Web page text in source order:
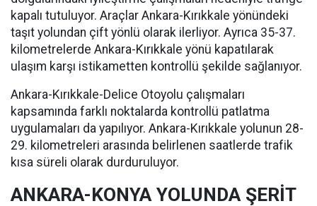
kapalı tutuluyor. Araçlar Ankara-Kırıkkale yönündeki
taşıt yolundan çift yönlü olarak ilerliyor. Ayrıca 35-37.
kilometrelerde Ankara-Kırıkkale yönü kapatılarak
ulaşım karşı istikametten kontrollü şekilde sağlanıyor.
Ankara-Kırıkkale-Delice Otoyolu çalışmaları
kapsamında farklı noktalarda kontrollü patlatma
uygulamaları da yapılıyor. Ankara-Kırıkkale yolunun 28-
29. kilometreleri arasında belirlenen saatlerde trafik
kısa süreli olarak durduruluyor.
ANKARA-KONYA YOLUNDA ŞERİT